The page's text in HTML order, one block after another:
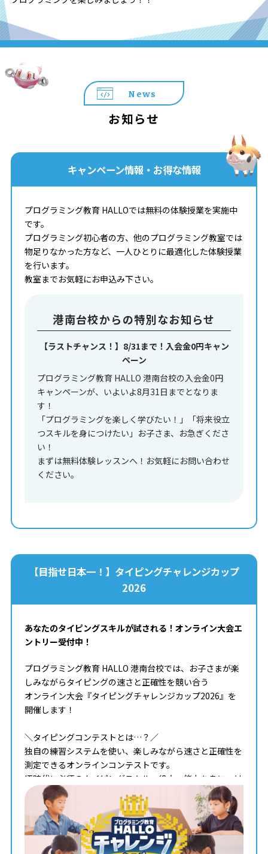
News
お知らせ
キャンペーン情報・お得な情報
プログラミング教育 HALLOでは無料の体験授業を実施中
です。
プログラミング初心者の方、他のプログラミング教室では
物足りなかった方など、一人ひとりに最適化した体験授業
を行います。
教室までお気軽にお申込み下さい。
港南台校からの特別なお知らせ
【ラストチャンス！】8/31まで！入会金0円キャン
ペーン
プログラミング教育 HALLO 港南台校の入会金0円
キャンペーンが、いよいよ8月31日までとなりま
す！
「プログラミングを楽しく学びたい！」「将来役立
つスキルを身につけたい」お子さま、お急ぎくださ
い！
まずは無料体験レッスンへ！お気軽にお問い合わせ
ください。
【目指せ日本一！】タイピングチャレンジカップ
2026
あなたのタイピングスキルが試される！オンライン大会エ
ントリー受付中！
プログラミング教育 HALLO 港南台校では、お子さまが楽
しみながらタイピングの速さと正確性を競い合う
オンライン大会『タイピングチャレンジカップ2026』を
開催します！
＼タイピングコンテストとは…？／
独自の練習システムを使い、楽しみながら速さと正確性を
測定できるオンラインコンテストです。
IT時代に必須のタイピングスキル。役立つ能力を身につけ
ながら、全国のライバルと腕試しをする絶好の機会です！
■■■ タイピングチャレンジカップ2026 概要 ■■■
【Stage 1：基礎練習】タイピングキャンプ